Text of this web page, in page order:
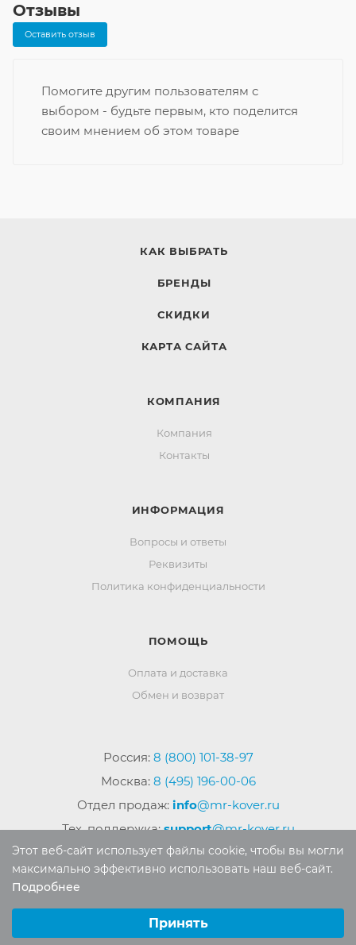
Отзывы
Оставить отзыв
Помогите другим пользователям с
выбором - будьте первым, кто поделится
своим мнением об этом товаре
КАК ВЫБРАТЬ
БРЕНДЫ
СКИДКИ
КАРТА САЙТА
КОМПАНИЯ
Компания
Контакты
ИНФОРМАЦИЯ
Вопросы и ответы
Реквизиты
Политика конфиденциальности
ПОМОЩЬ
Оплата и доставка
Обмен и возврат
Россия: 8 (800) 101-38-97
Москва: 8 (495) 196-00-06
Отдел продаж: info@mr-kover.ru
Тех. поддержка:support@mr-kover.ru
Авторские права защищены. Воспроизведение
материалов сайта без письменного разрешения
Этот веб-сайт использует файлы cookie, чтобы вы могли
максимально эффективно использовать наш веб-сайт.
Подробнее
Аналитические/Функциональные
Принять